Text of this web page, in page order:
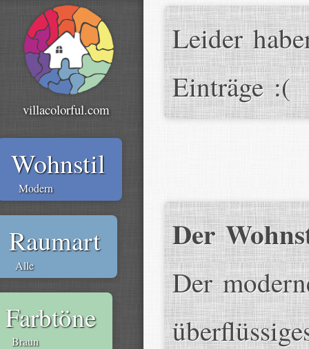
villacolorful.com
Wohnstil
Modern
Raumart
Alle
Farbtöne
Braun
Leider
Einträge :(
Der
Der